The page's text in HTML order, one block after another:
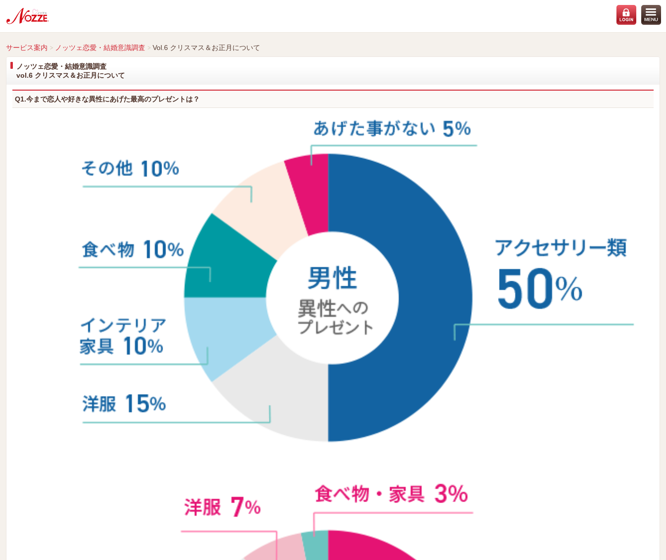
サービス案内 ノッツェ恋愛・結婚意識調査 Vol.6 クリスマス＆お正月について
ノッツェ恋愛・結婚意識調査
vol.6 クリスマス＆お正月について
Q1.今まで恋人や好きな異性にあげた最高のプレゼントは？